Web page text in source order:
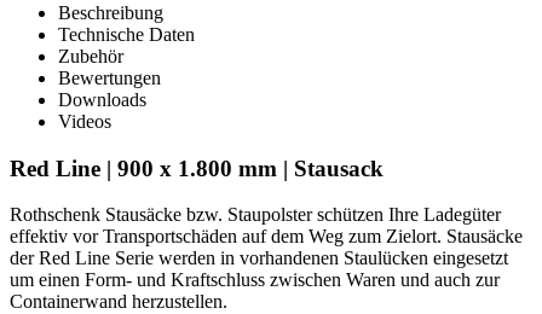
Stausack
Beschreibung
Technische Daten
Zubehör
Bewertungen
Downloads
Videos
Red Line | 900 x 1.800 mm | Stausack
Rothschenk Stausäcke bzw. Staupolster schützen Ihre Ladegüter
effektiv vor Transportschäden auf dem Weg zum Zielort. Stausäcke
der Red Line Serie werden in vorhandenen Staulücken eingesetzt
um einen Form- und Kraftschluss zwischen Waren und auch zur
Containerwand herzustellen.